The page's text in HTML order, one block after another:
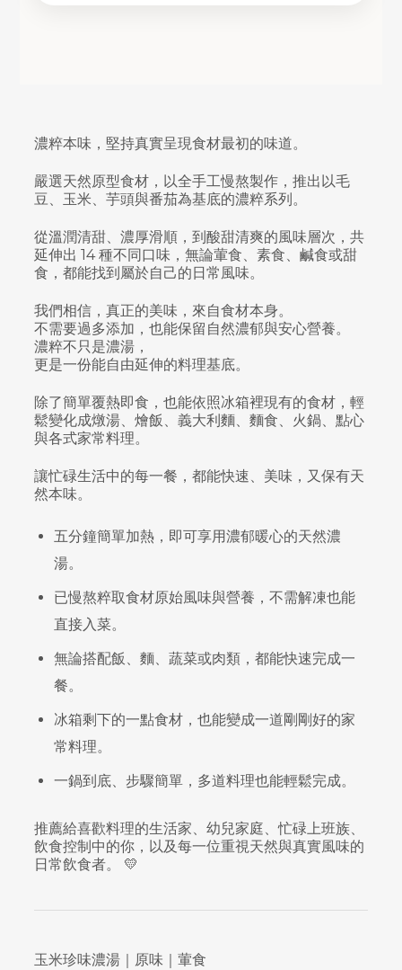
濃粹本味，堅持真實呈現食材最初的味道。
嚴選天然原型食材，以全手工慢熬製作，推出以毛
豆、玉米、芋頭與番茄為基底的濃粹系列。
從溫潤清甜、濃厚滑順，到酸甜清爽的風味層次，共
延伸出 14 種不同口味，無論葷食、素食、鹹食或甜
食，都能找到屬於自己的日常風味。
我們相信，真正的美味，來自食材本身。
不需要過多添加，也能保留自然濃郁與安心營養。
濃粹不只是濃湯，
更是一份能自由延伸的料理基底。
除了簡單覆熱即食，也能依照冰箱裡現有的食材，輕
鬆變化成燉湯、燴飯、義大利麵、麵食、火鍋、點心
與各式家常料理。
讓忙碌生活中的每一餐，都能快速、美味，又保有天
然本味。
五分鐘簡單加熱，即可享用濃郁暖心的天然濃
湯。
已慢熬粹取食材原始風味與營養，不需解凍也能
直接入菜。
無論搭配飯、麵、蔬菜或肉類，都能快速完成一
餐。
冰箱剩下的一點食材，也能變成一道剛剛好的家
常料理。
一鍋到底、步驟簡單，多道料理也能輕鬆完成。
推薦給喜歡料理的生活家、幼兒家庭、忙碌上班族、
飲食控制中的你，以及每一位重視天然與真實風味的
日常飲食者。 💛
玉米珍味濃湯｜原味｜葷食